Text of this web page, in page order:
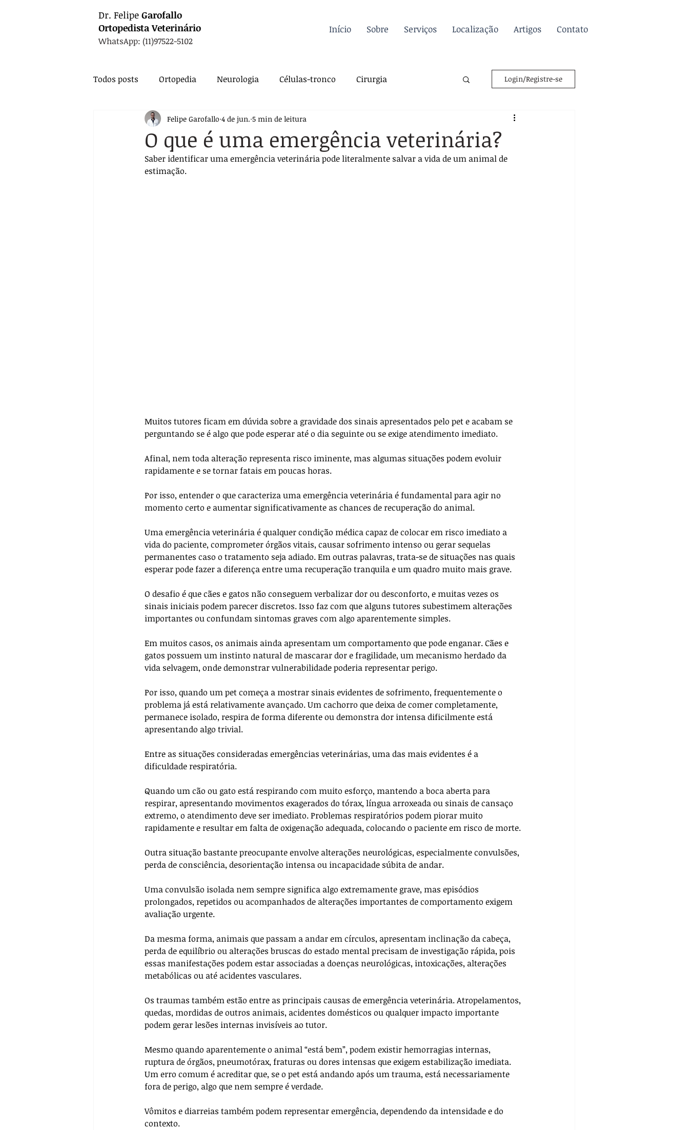
Dr. Felipe Garofallo
Ortopedista Veterinário
WhatsApp: (11)97522-5102
Início Sobre Serviços Localização Artigos Contato
Todos posts Ortopedia Neurologia Células-tronco Cirurgia
Animais Exóticos Medicina Felina Oncologia
Endocrinologia Infectologia Dermatologia Traumatologia Dicas
Login/Registre-se
O que é uma emergência veterinária?
Felipe Garofallo 4 de jun. 5 min de leitura
Saber identificar uma emergência veterinária pode literalmente salvar a vida de um animal de
estimação.
Muitos tutores ficam em dúvida sobre a gravidade dos sinais apresentados pelo pet e acabam se
perguntando se é algo que pode esperar até o dia seguinte ou se exige atendimento imediato.
Afinal, nem toda alteração representa risco iminente, mas algumas situações podem evoluir
rapidamente e se tornar fatais em poucas horas.
Por isso, entender o que caracteriza uma emergência veterinária é fundamental para agir no
momento certo e aumentar significativamente as chances de recuperação do animal.
Uma emergência veterinária é qualquer condição médica capaz de colocar em risco imediato a
vida do paciente, comprometer órgãos vitais, causar sofrimento intenso ou gerar sequelas
permanentes caso o tratamento seja adiado. Em outras palavras, trata-se de situações nas quais
esperar pode fazer a diferença entre uma recuperação tranquila e um quadro muito mais grave.
O desafio é que cães e gatos não conseguem verbalizar dor ou desconforto, e muitas vezes os
sinais iniciais podem parecer discretos. Isso faz com que alguns tutores subestimem alterações
importantes ou confundam sintomas graves com algo aparentemente simples.
Em muitos casos, os animais ainda apresentam um comportamento que pode enganar. Cães e
gatos possuem um instinto natural de mascarar dor e fragilidade, um mecanismo herdado da
vida selvagem, onde demonstrar vulnerabilidade poderia representar perigo.
Por isso, quando um pet começa a mostrar sinais evidentes de sofrimento, frequentemente o
problema já está relativamente avançado. Um cachorro que deixa de comer completamente,
permanece isolado, respira de forma diferente ou demonstra dor intensa dificilmente está
apresentando algo trivial.
Entre as situações consideradas emergências veterinárias, uma das mais evidentes é a
dificuldade respiratória.
Quando um cão ou gato está respirando com muito esforço, mantendo a boca aberta para
respirar, apresentando movimentos exagerados do tórax, língua arroxeada ou sinais de cansaço
extremo, o atendimento deve ser imediato. Problemas respiratórios podem piorar muito
rapidamente e resultar em falta de oxigenação adequada, colocando o paciente em risco de morte.
Outra situação bastante preocupante envolve alterações neurológicas, especialmente convulsões,
perda de consciência, desorientação intensa ou incapacidade súbita de andar.
Uma convulsão isolada nem sempre significa algo extremamente grave, mas episódios
prolongados, repetidos ou acompanhados de alterações importantes de comportamento exigem
avaliação urgente.
Da mesma forma, animais que passam a andar em círculos, apresentam inclinação da cabeça,
perda de equilíbrio ou alterações bruscas do estado mental precisam de investigação rápida, pois
essas manifestações podem estar associadas a doenças neurológicas, intoxicações, alterações
metabólicas ou até acidentes vasculares.
Os traumas também estão entre as principais causas de emergência veterinária. Atropelamentos,
quedas, mordidas de outros animais, acidentes domésticos ou qualquer impacto importante
podem gerar lesões internas invisíveis ao tutor.
Mesmo quando aparentemente o animal “está bem”, podem existir hemorragias internas,
ruptura de órgãos, pneumotórax, fraturas ou dores intensas que exigem estabilização imediata.
Um erro comum é acreditar que, se o pet está andando após um trauma, está necessariamente
fora de perigo, algo que nem sempre é verdade.
Vômitos e diarreias também podem representar emergência, dependendo da intensidade e do
contexto.